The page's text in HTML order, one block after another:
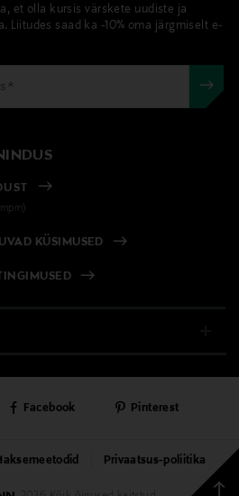
et olla kursis värskete uudiste ja
Liitudes saad ka -10% oma järgmiselt e-
KÜSIMUSED
Privaatsus-poliitika
Facebook Pinterest